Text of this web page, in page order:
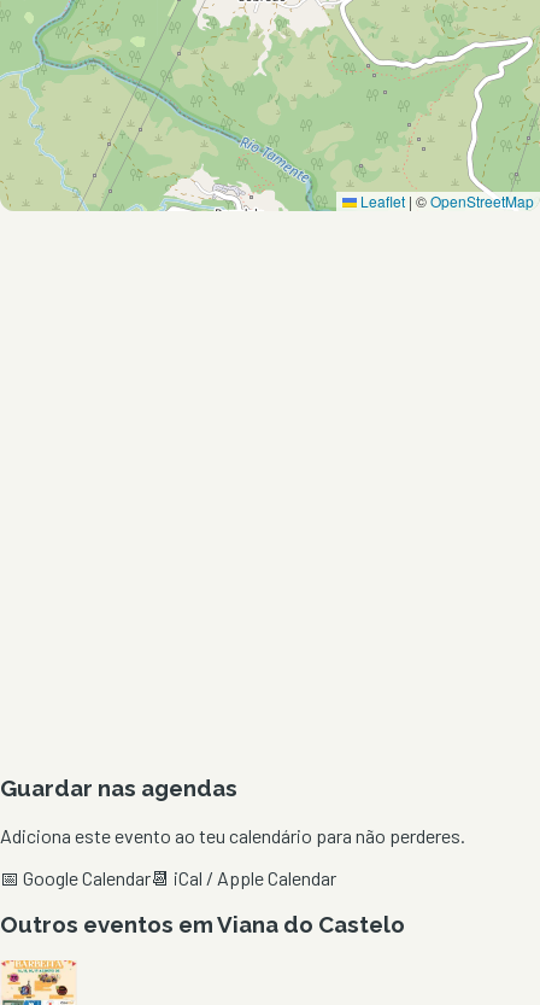
Leaflet | ©OpenStreetMap
Guardar nas agendas
Adiciona este evento ao teu calendário para não perderes.
📅 Google Calendar📆 iCal / Apple Calendar
Outros eventos emViana do Castelo